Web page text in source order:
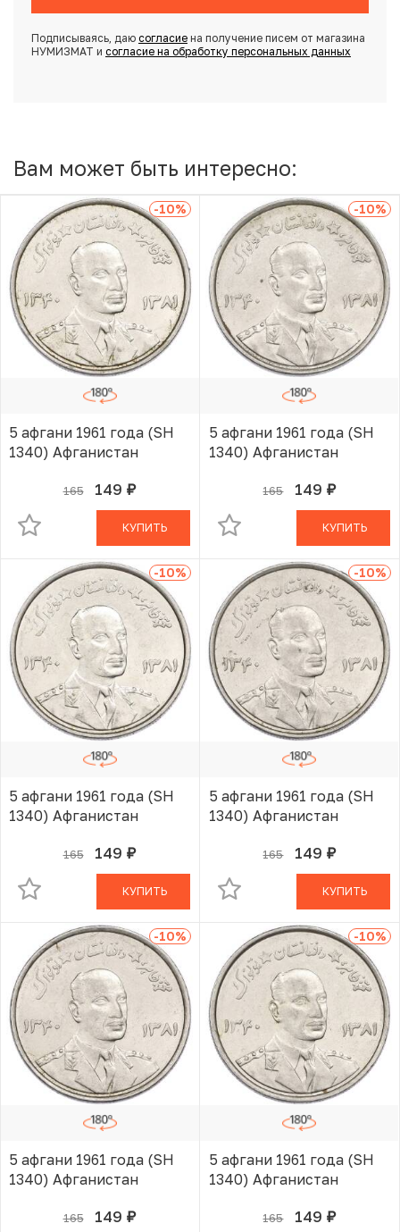
Подписываясь, даю согласиена получение писем от магазина
НУМИЗМАТ и согласие на обработку персональных данных
Вам может быть интересно:
-10%
5 афгани 1961 года (SH
1340) Афганистан
165 149 руб.
В КОРЗИНЕ
КУПИТЬ
-10%
5 афгани 1961 года (SH
1340) Афганистан
165 149 руб.
В КОРЗИНЕ
КУПИТЬ
-10%
5 афгани 1961 года (SH
1340) Афганистан
165 149 руб.
В КОРЗИНЕ
КУПИТЬ
-10%
5 афгани 1961 года (SH
1340) Афганистан
165 149 руб.
В КОРЗИНЕ
КУПИТЬ
-10%
5 афгани 1961 года (SH
1340) Афганистан
165 149 руб.
В КОРЗИНЕ
-10%
5 афгани 1961 года (SH
1340) Афганистан
165 149 руб.
В КОРЗИНЕ